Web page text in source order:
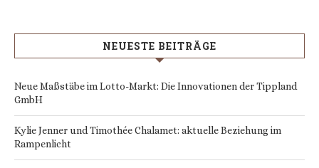
NEUESTE BEITRÄGE
Neue Maßstäbe im Lotto-Markt: Die Innovationen der Tippland
GmbH
Kylie Jenner und Timothée Chalamet: aktuelle Beziehung im
Rampenlicht